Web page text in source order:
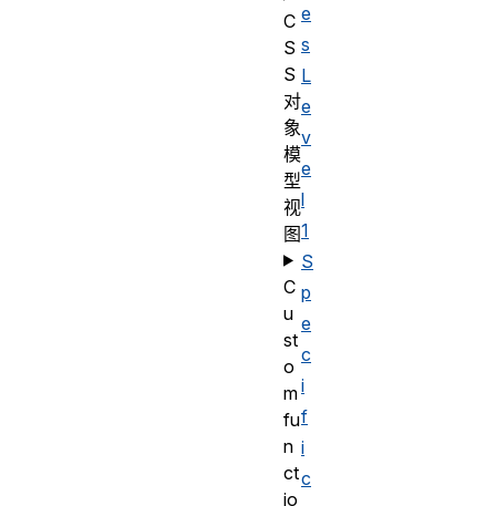
e
s
L
e
v
e
l
1
S
p
e
c
i
f
i
c
C
S
S
对
象
模
型
视
图
C
u
st
o
m
fu
n
ct
io